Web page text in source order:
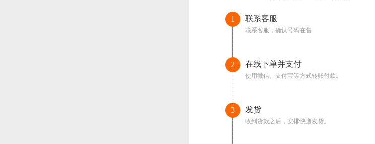
1 联系客服
联系客服，确认号码在售
2 在线下单并支付
使用微信、支付宝等方式转账付款。
3 发货
收到货款之后，安排快递发货。